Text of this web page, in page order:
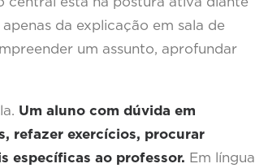
da explicação em sala de
um assunto, aprofundar
Um aluno com dúvida em
refazer exercícios, procurar
específicas ao professor. Em língua